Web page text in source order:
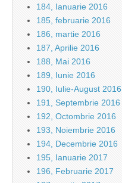
184, Ianuarie 2016
185, februarie 2016
186, martie 2016
187, Aprilie 2016
188, Mai 2016
189, Iunie 2016
190, Iulie-August 2016
191, Septembrie 2016
192, Octombrie 2016
193, Noiembrie 2016
194, Decembrie 2016
195, Ianuarie 2017
196, Februarie 2017